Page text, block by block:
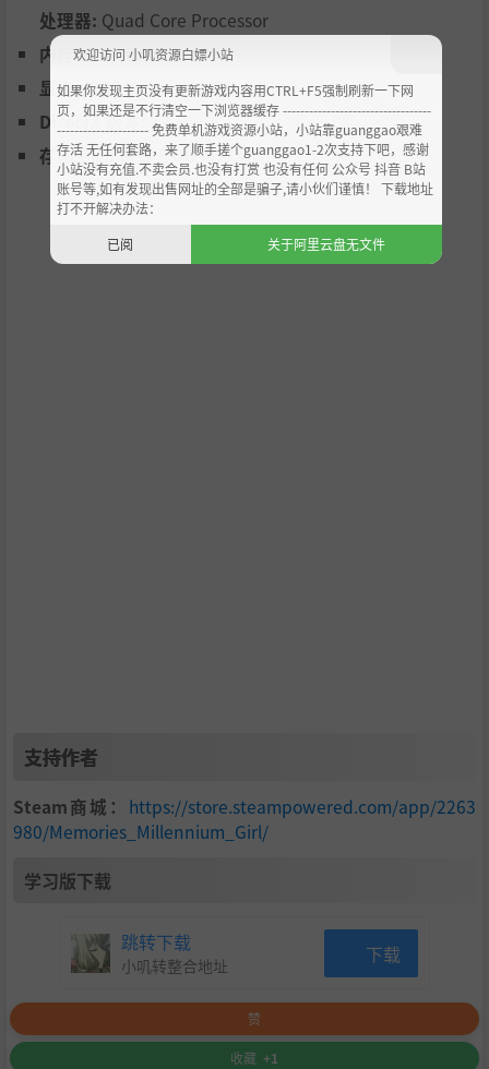
敬请期待，在这个充满活力的世界，您的妹妹将会与各种角
色愉快的结下缘分。她将分享真诚的对话，共享着充满笑容
的时刻和经验，从而创建终生宝贵的纽带关系。在这里爱情
没有界限，期待着温馨的心灵纽带关系。
处理器: Quad Core Processor
内存:5 GB RAM
显卡:NVIDIA Geforce GTX 1060
DirectX 版本: 12
存储空间:需要 8 GB 可用空间
支持作者
Steam商城： https://store.steampowered.com/app/2263
980/Memories_Millennium_Girl/
学习版下载
跳转下载
小叽转整合地址 下载
赞
收藏 +1
欢迎访问 小叽资源白嫖小站
如果你发现主页没有更新游戏内容用CTRL+F5强制刷新一下网
页，如果还是不行清空一下浏览器缓存 ----------------------------------
--------------------- 免费单机游戏资源小站，小站靠guanggao艰难
存活 无任何套路，来了顺手搓个guanggao1-2次支持下吧，感谢
小站没有充值.不卖会员.也没有打赏 也没有任何 公众号 抖音 B站
账号等,如有发现出售网址的全部是骗子,请小伙们谨慎！ 下载地址
打不开解决办法：
已阅
关于阿里云盘无文件